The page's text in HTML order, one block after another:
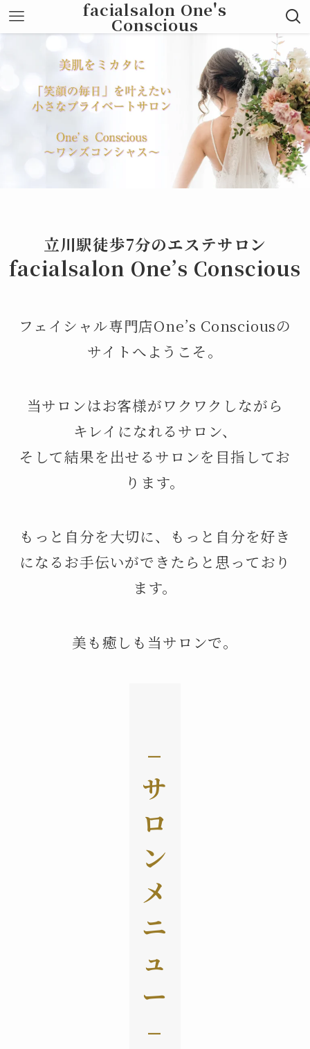
facialsalon One's
Conscious
立川駅徒歩7分のエステサロン
facialsalon One’s Conscious
フェイシャル専門店One’s Consciousの
サイトへようこそ。
当サロンはお客様がワクワクしながら
キレイになれるサロン、
そして結果を出せるサロンを目指してお
ります。
もっと自分を大切に、もっと自分を好き
になるお手伝いができたらと思っており
ます。
美も癒しも当サロンで。
–
サ
ロ
ン
メ
ニ
ュ
ー
–